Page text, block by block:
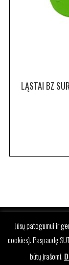
LĄSTAI BZ
Jūsų patogumui ir
cookies). Paspaudę
būtų įrašomi.